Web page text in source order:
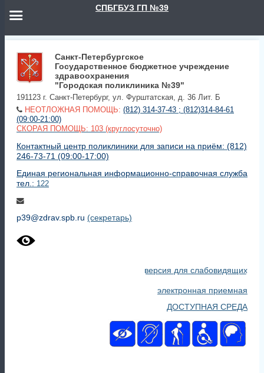
Санкт-Петербургское
Государственное бюджетное учреждение
здравоохранения
"Городская поликлиника №39"
191123 г. Санкт-Петербург, ул. Фурштатская, д. 36 Лит. Б
НЕОТЛОЖНАЯ ПОМОЩЬ: (812) 314-37-43 ; (812)314-84-61
(09:00-21:00)
СКОРАЯ ПОМОЩЬ: 103 (круглосуточно)
Контактный центр поликлиники для записи на приём: (812)
246-73-71 (09:00-17:00)
Единая региональная информационно-справочная служба
тел.: 122
p39@zdrav.spb.ru (секретарь)
версия для слабовидящих
электронная приемная
ДОСТУПНАЯ СРЕДА
СПБГБУЗ ГП №39